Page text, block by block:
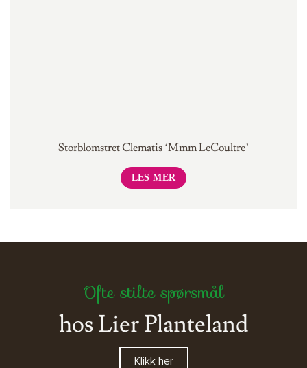
Storblomstret Clematis ‘Mmm LeCoultre’
LES MER
Ofte stilte spørsmål
hos Lier Planteland
Klikk her